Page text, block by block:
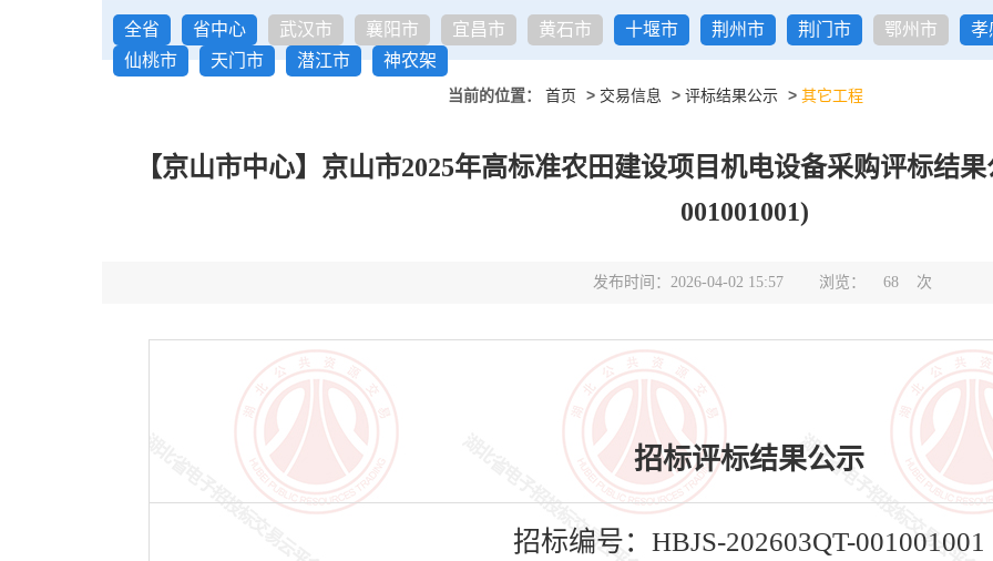
全省 省中心 武汉市 襄阳市 宜昌市 黄石市 十堰市 荆州市 荆门市 鄂州市
孝
仙桃市
天门市 潜江市 神农架
当前的位置： 首页 > 交易信息 > 评标结果公示 > 其它工程
【京山市中心】京山市2025年高标准农田建设项目机电设备采购评标结
001001001)
发布时间：2026-04-02 15:57 浏览： 68 次
招标评标结果公示
招标编号：HBJS-202603QT-001001001